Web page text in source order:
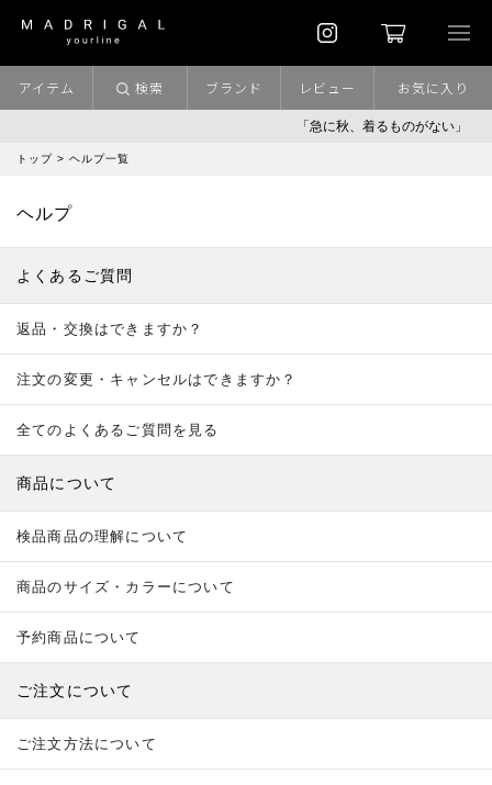
「急に秋、着るものがない」
アイテム 検索 ブランド レビュー お気に入り
トップ> ヘルプ一覧
ヘルプ
よくあるご質問
返品・交換はできますか？
注文の変更・キャンセルはできますか？
全てのよくあるご質問を見る
商品について
検品商品の理解について
商品のサイズ・カラーについて
予約商品について
ご注文について
ご注文方法について